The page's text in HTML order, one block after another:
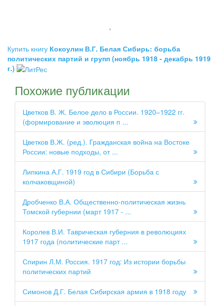
,
Купить книгу Кокоулин В.Г. Белая Сибирь: борьба
политических партий и групп (ноябрь 1918 - декабрь 1919
г.)
Похожие публикации
Цветков В. Ж. Белое дело в России. 1920–1922 гг.
(формирование и эволюция п ...
Цветков В.Ж. (ред.). Гражданская война на Востоке
России: новые подходы, от ...
Липкина А.Г. 1919 год в Сибири (Борьба с
колчаковщиной)
Дробченко В.А. Общественно-политическая жизнь
Томской губернии (март 1917 - ...
Королев В.И. Таврическая губерния в революциях
1917 года (политические парт ...
Спирин Л.М. Россия. 1917 год: Из истории борьбы
политических партий
Симонов Д.Г. Белая Сибирская армия в 1918 году